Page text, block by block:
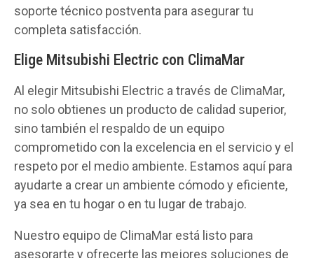
soporte técnico postventa para asegurar tu
completa satisfacción.
Elige Mitsubishi Electric con ClimaMar
Al elegir Mitsubishi Electric a través de ClimaMar,
no solo obtienes un producto de calidad superior,
sino también el respaldo de un equipo
comprometido con la excelencia en el servicio y el
respeto por el medio ambiente. Estamos aquí para
ayudarte a crear un ambiente cómodo y eficiente,
ya sea en tu hogar o en tu lugar de trabajo.
Nuestro equipo de ClimaMar está listo para
asesorarte y ofrecerte las mejores soluciones de